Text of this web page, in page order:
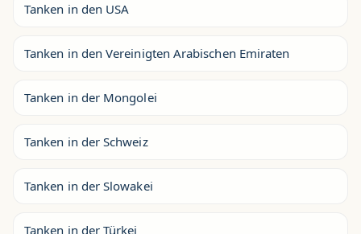
Tanken in den USA
Tanken in den Vereinigten Arabischen Emiraten
Tanken in der Mongolei
Tanken in der Schweiz
Tanken in der Slowakei
Tanken in der Türkei